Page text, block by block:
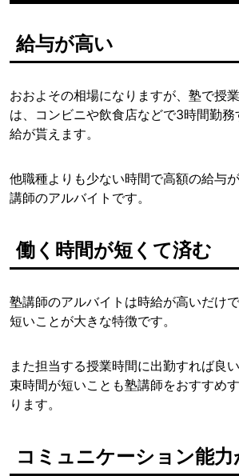
給与が高い
おおよその相場になりますが、塾で授
は、コンビニや飲食店などで3時間勤
給が貰えます。
他職種よりも少ない時間で高額の給与
講師のアルバイトです。
働く時間が短くて済む
塾講師のアルバイトは時給が高いだけ
短いことが大きな特徴です。
また担当する授業時間に出勤すれば良
束時間が短いことも塾講師をおすすめ
ります。
コミュニケーション能力